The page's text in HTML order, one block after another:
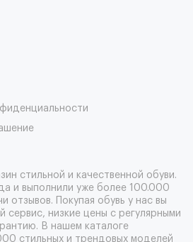
стильной и качественной обуви.
и выполнили уже более 100.000
отзывов. Покупая обувь у нас вы
низкие цены с регулярными
В нашем каталоге
стильных и трендовых моделей